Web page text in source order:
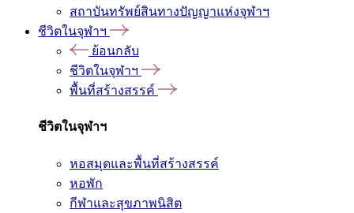
สถาบันทรัพย์สินทางปัญญาแห่งจุฬาฯ
ชีวิตในจุฬาฯ
ย้อนกลับ
ชีวิตในจุฬาฯ
พื้นที่สร้างสรรค์
ชีวิตในจุฬาฯ
หอสมุดและพื้นที่สร้างสรรค์
หอพัก
กีฬาและสุขภาพนิสิต